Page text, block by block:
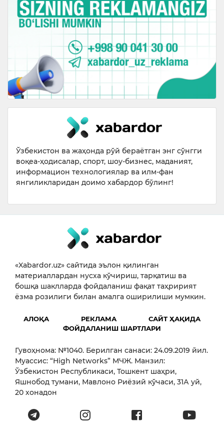
Ўзбекистон ва жаҳонда рўй бераётган энг сўнгги
воқеа-ҳодисалар, спорт, шоу-бизнес, маданият,
информацион технологиялар ва илм-фан
янгиликларидан доимо хабардор бўлинг!
«Xabardor.uz» сайтида эълон қилинган
материаллардан нусха кўчириш, тарқатиш ва
бошқа шаклларда фойдаланиш фақат таҳририят
ёзма розилиги билан амалга оширилиши мумкин.
АЛОҚА РЕКЛАМА
САЙТ ҲАҚИДА
ФОЙДАЛАНИШ ШАРТЛАРИ
Гувоҳнома: №1040. Берилган санаси: 24.09.2019 йил.
Муассис: “High Networks” МЧЖ. Манзил:
Ўзбекистон Республикаси, Тошкент шаҳри,
Яшнобод тумани, Мавлоно Риёзий кўчаси, 31А уй,
20 хонадон